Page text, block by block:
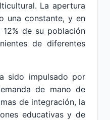
La apertura
una constante, y en
de su población
de diferentes
sido impulsado por
de mano de
de integración, la
educativas y de